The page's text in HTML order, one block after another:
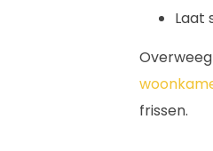
Laat
frissen.